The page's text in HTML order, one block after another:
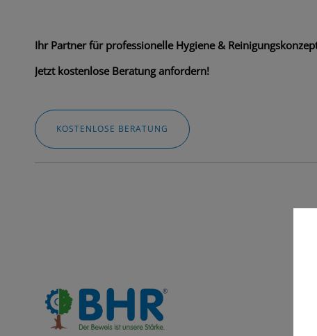
Ihr Partner für professionelle Hygiene &
Jetzt kostenlose Beratung anfordern!
KOSTENLOSE BERATUNG